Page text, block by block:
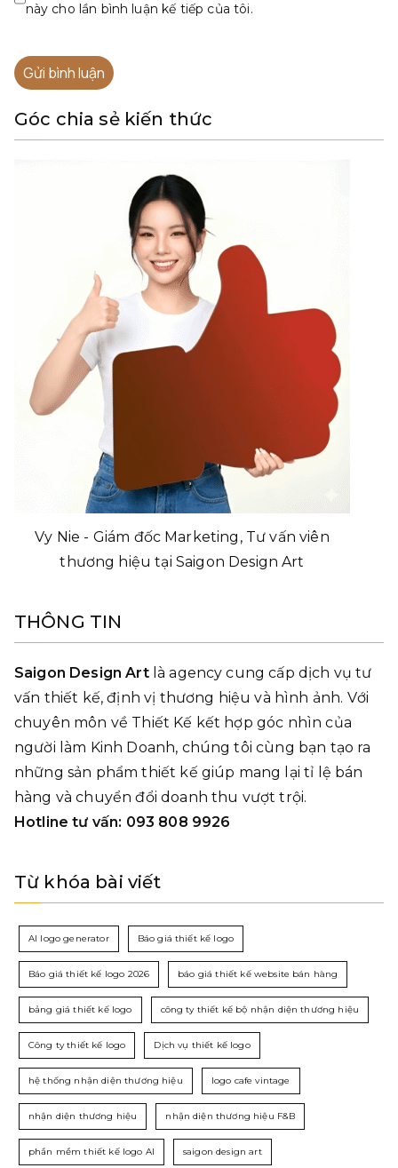
này cho lần bình luận kế tiếp của tôi.
Alternative:
Góc chia sẻ kiến thức
Vy Nie - Giám đốc Marketing, Tư vấn viên
thương hiệu tại Saigon Design Art
THÔNG TIN
Saigon Design Artlà agency cung cấp dịch vụ tư
vấn thiết kế, định vị thương hiệu và hình ảnh. Với
chuyên môn về Thiết Kế kết hợp góc nhìn của
người làm Kinh Doanh, chúng tôi cùng bạn tạo ra
những sản phẩm thiết kế giúp mang lại tỉ lệ bán
hàng và chuyển đổi doanh thu vượt trội.
Hotline tư vấn: 093 808 9926
Từ khóa bài viết
AI logo generator Báo giá thiết kế logo
Báo giá thiết kế logo 2026 báo giá thiết kế website bán hàng
bảng giá thiết kế logo công ty thiết kế bộ nhận diện thương hiệu
Công ty thiết kế logo Dịch vụ thiết kế logo
hệ thống nhận diện thương hiệu logo cafe vintage
nhận diện thương hiệu nhận diện thương hiệu F&B
phần mềm thiết kế logo AI saigon design art